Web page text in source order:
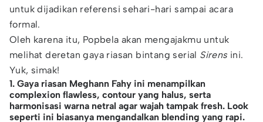
untuk dijadikan referensi sehari-hari sampai acara
formal.
Oleh karena itu, Popbela akan mengajakmu untuk
melihat deretan gaya riasan bintang serial Sirensini.
Yuk, simak!
1. Gaya riasan Meghann Fahy ini menampilkan
complexion flawless, contour yang halus, serta
harmonisasi warna netral agar wajah tampak fresh. Look
seperti ini biasanya mengandalkan blending yang rapi.